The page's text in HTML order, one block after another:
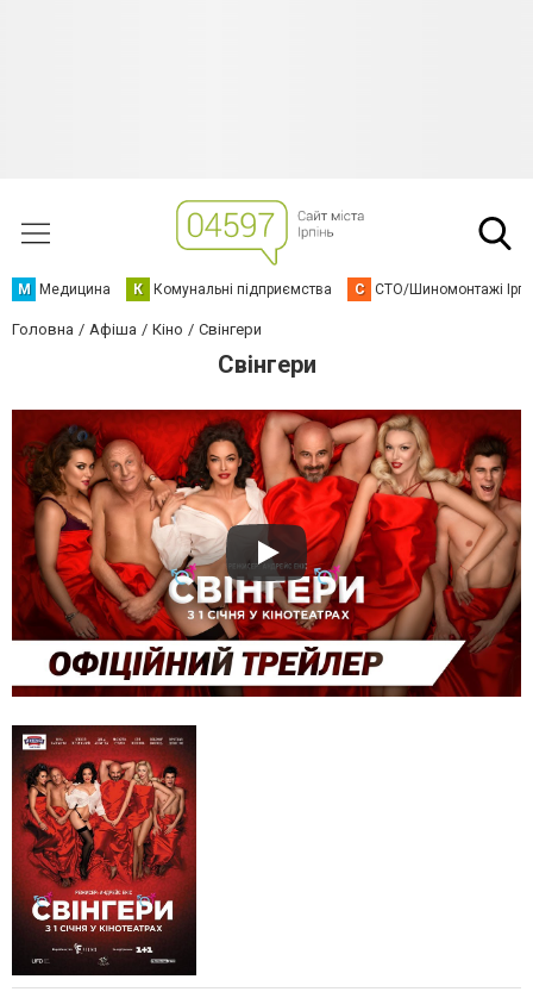
М Медицина К Комунальні підприємства С СТО/Шиномонтажі
Головна Афіша Кіно Свінгери
Свінгери